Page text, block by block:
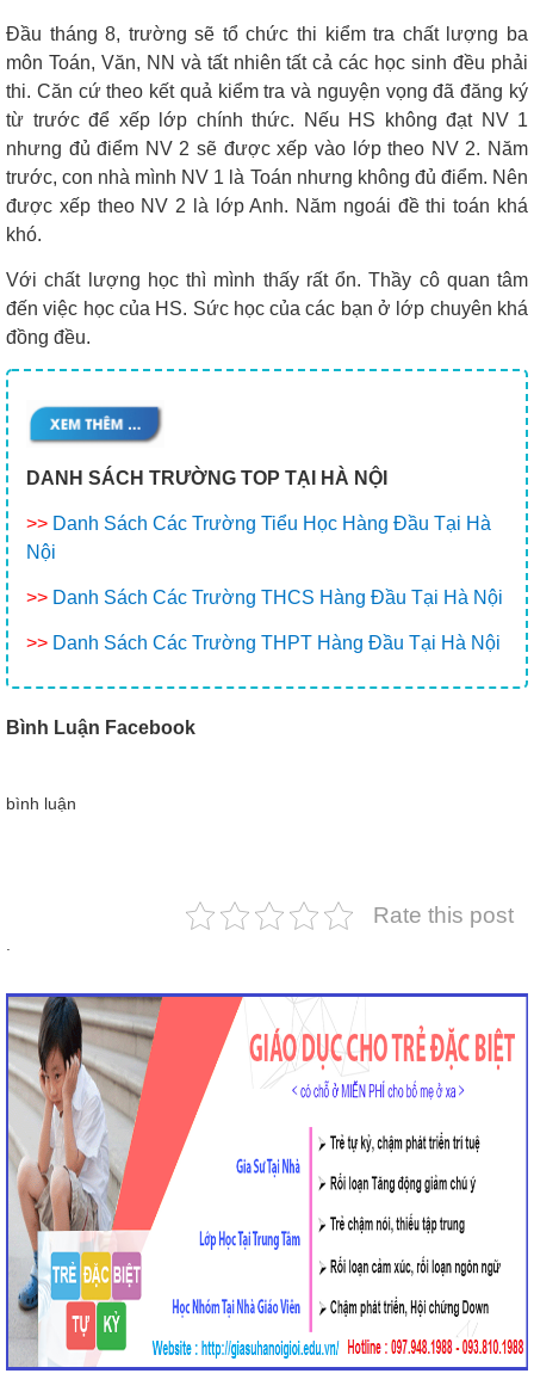
Đầu tháng 8, trường sẽ tổ chức thi kiểm tra chất lượng ba
môn Toán, Văn, NN và tất nhiên tất cả các học sinh đều phải
thi. Căn cứ theo kết quả kiểm tra và nguyện vọng đã đăng ký
từ trước để xếp lớp chính thức. Nếu HS không đạt NV 1
nhưng đủ điểm NV 2 sẽ được xếp vào lớp theo NV 2. Năm
trước, con nhà mình NV 1 là Toán nhưng không đủ điểm. Nên
được xếp theo NV 2 là lớp Anh. Năm ngoái đề thi toán khá
khó.
Với chất lượng học thì mình thấy rất ổn. Thầy cô quan tâm
đến việc học của HS. Sức học của các bạn ở lớp chuyên khá
đồng đều.
DANH SÁCH TRƯỜNG TOP TẠI HÀ NỘI
>> Danh Sách Các Trường Tiểu Học Hàng Đầu Tại Hà
Nội
>> Danh Sách Các Trường THCS Hàng Đầu Tại Hà Nội
>> Danh Sách Các Trường THPT Hàng Đầu Tại Hà Nội
Bình Luận Facebook
bình luận
Rate this post